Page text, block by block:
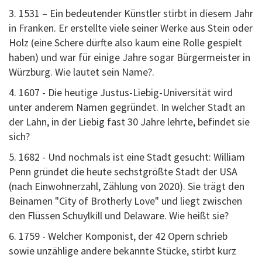
3. 1531 – Ein bedeutender Künstler stirbt in diesem Jahr
in Franken. Er erstellte viele seiner Werke aus Stein oder
Holz (eine Schere dürfte also kaum eine Rolle gespielt
haben) und war für einige Jahre sogar Bürgermeister in
Würzburg. Wie lautet sein Name?.
4. 1607 - Die heutige Justus-Liebig-Universität wird
unter anderem Namen gegründet. In welcher Stadt an
der Lahn, in der Liebig fast 30 Jahre lehrte, befindet sie
sich?
5. 1682 - Und nochmals ist eine Stadt gesucht: William
Penn gründet die heute sechstgrößte Stadt der USA
(nach Einwohnerzahl, Zählung von 2020). Sie trägt den
Beinamen "City of Brotherly Love" und liegt zwischen
den Flüssen Schuylkill und Delaware. Wie heißt sie?
6. 1759 - Welcher Komponist, der 42 Opern schrieb
sowie unzählige andere bekannte Stücke, stirbt kurz